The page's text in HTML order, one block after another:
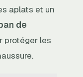
aplats et un
de
protéger les